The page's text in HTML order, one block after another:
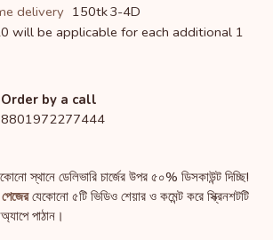
delivery 150tk3-4D
will be applicable for each additional 1
Order by a call
8801972277444
স্থানে ডেলিভারি চার্জের উপর ৫০% ডিসকাউন্ট দিচ্ছি!
যেকোনো ৫টি ভিডিও শেয়ার ও কমেন্ট করে স্ক্রিনশটটি
পাঠান।